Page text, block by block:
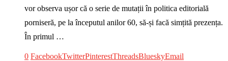
vor observa ușor că o serie de mutații în politica editorială
porniseră, pe la începutul anilor 60, să-și facă simțită prezența.
În primul …
0 FacebookTwitterPinterestThreadsBlueskyEmail